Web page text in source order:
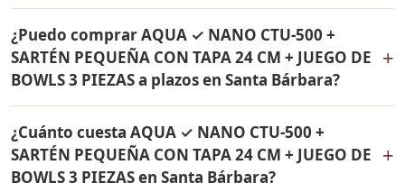
Ware fabricados en acero inoxidable quirúrgico 18/10.
24 CM + JUEGO DE BOWLS 3 PIEZAS tiene un 38% de
descuento. Contáctame por WhatsApp para conocer el
precio actual. Aplica para Santa Bárbara y todo
Colombia.
¿Puedo comprar AQUA ✓ NANO CTU-500 +
SARTÉN PEQUEÑA CON TAPA 24 CM + JUEGO DE
BOWLS 3 PIEZAS a plazos en Santa Bárbara?
+
PEQUEÑA CON TAPA 24 CM + JUEGO DE BOWLS 3
PIEZAS con solo el 10% de inicial y pagar en cuotas
¿Cuánto cuesta AQUA ✓ NANO CTU-500 +
SARTÉN PEQUEÑA CON TAPA 24 CM + JUEGO DE
BOWLS 3 PIEZAS en Santa Bárbara?
+